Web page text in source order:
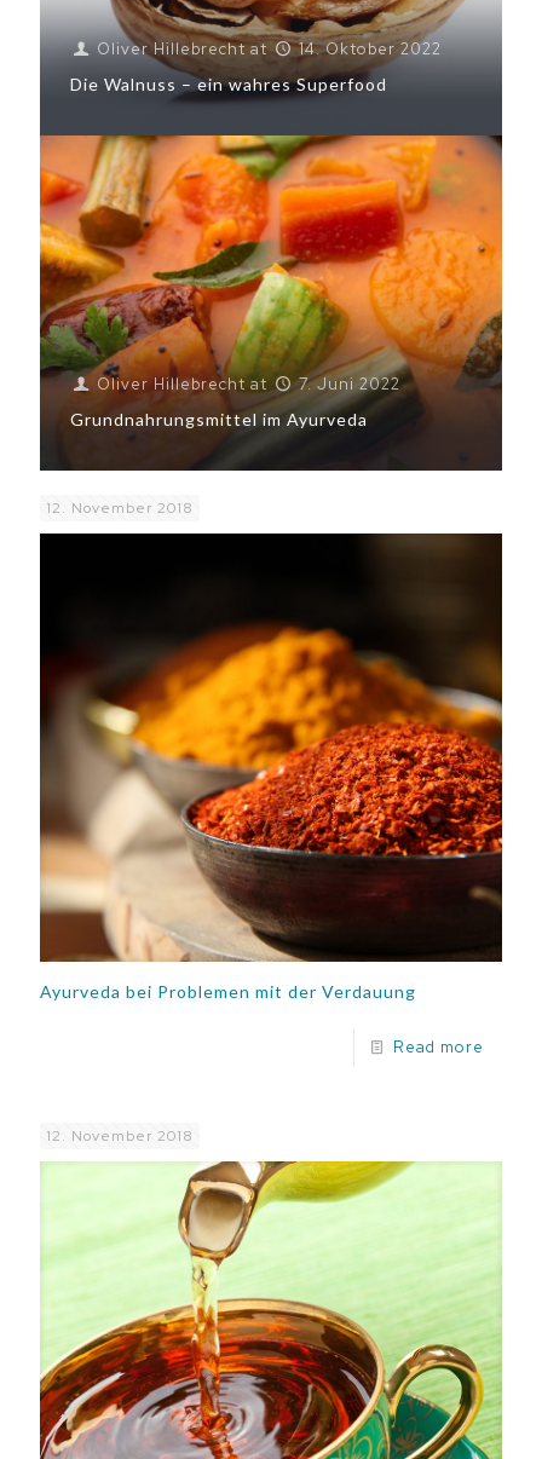
Oliver Hillebrecht at
14. Oktober 2022
Die Walnuss – ein wahres Superfood
Oliver Hillebrecht at
7. Juni 2022
Grundnahrungsmittel im Ayurveda
12. November 2018
Ayurveda bei Problemen mit der Verdauung
Read more
12. November 2018